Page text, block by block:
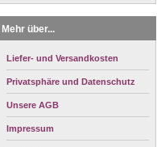
Mehr über...
Liefer- und Versandkosten
Privatsphäre und Datenschutz
Unsere AGB
Impressum